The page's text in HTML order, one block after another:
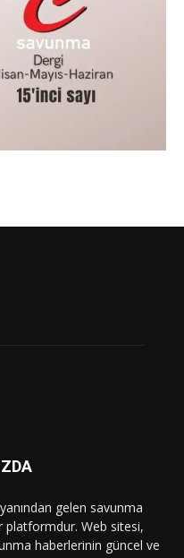
gelen savunma
platformdur. Web sitesi,
haberlerinin güncel ve